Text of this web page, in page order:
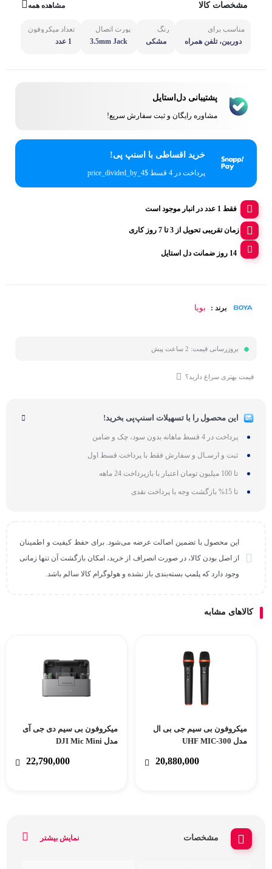
مشخصات کالا مشاهده همه
مناسب برای
دوربین، تلفن همراه
رنگ
مشکی
پورت اتصال
3.5mm Jack
تعداد میکروفون
1 عدد
پشتیبانی دل‌استایل
مشاوره رایگان و ثبت سفارش سریع!
خرید اقساطی با اسنپ پی!
پرداخت در 4 قسط $price_divided_by_4
فقط 1 عدد در انبار موجود است
زمان تقریبی تحویل از 3 تا 7 روز کاری
14 روز ضمانت دل استایل
برند : بویا
بروزرسانی قیمت: 2 ساعت پیش
قیمت بهتری سراغ دارید؟
این محصول را با تسهیلات اسنپ‌پی بخرید!
پرداخت در 4 قسط ماهانه بدون سود، چک و ضامن
ثبت و ارسـال و سفارش فقط با پرداخت قسط اول
تا 100 میلیون تومان اعتبار با بازپرداخت 24 ماهه
تا 15% بازگشت وجه با پرداخت نقدی
این محصول با تضمین اصالت عرضه می‌شود. برای حفظ کیفیت و اطمینان
از اصل بودن کالا، در صورت انصراف از خرید، امکان بازگشت آن تنها زمانی
وجود دارد که پلمپ بسته‌بندی باز نشده و هولوگرام کالا سالم باشد.
کالاهای مشابه
میکروفون بی سیم جی بی ال
مدل UHF MIC-300
20,880,000
میکروفون بی‌ سیم دی جی آی
مدل DJI Mic Mini
22,790,000
مشخصات نمایش بیشتر